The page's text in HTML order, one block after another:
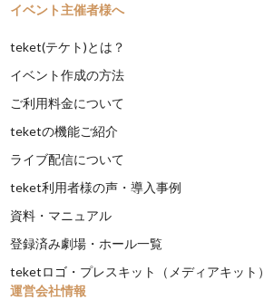
イベント主催者様へ
teket(テケト)とは？
イベント作成の方法
ご利用料金について
teketの機能ご紹介
ライブ配信について
teket利用者様の声・導入事例
資料・マニュアル
登録済み劇場・ホール一覧
teketロゴ・プレスキット（メディアキット）
運営会社情報